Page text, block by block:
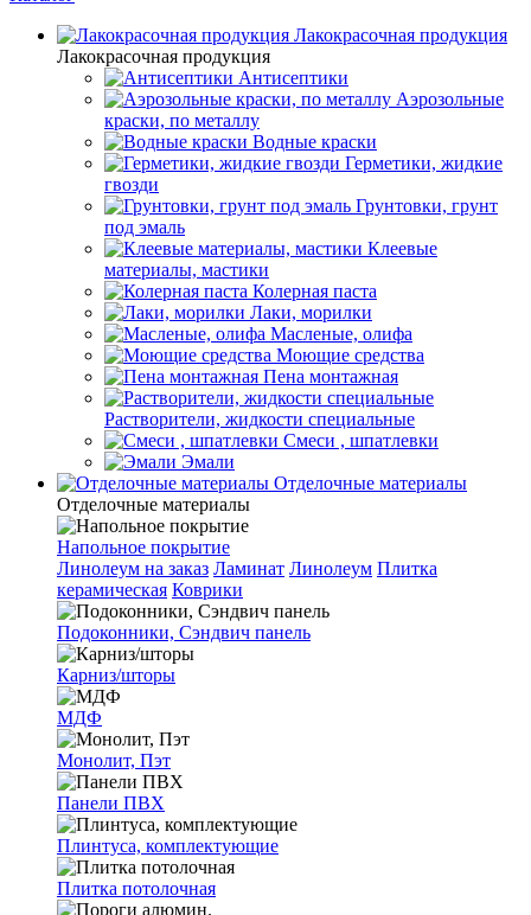
Лакокрасочная продукция
Лакокрасочная продукция
Антисептики
Аэрозольные
краски, по металлу
Водные краски
Герметики, жидкие
гвозди
Грунтовки, грунт
под эмаль
Клеевые
материалы, мастики
Колерная паста
Лаки, морилки
Масленые, олифа
Моющие средства
Пена монтажная
Растворители, жидкости специальные
Смеси , шпатлевки
Эмали
Отделочные материалы
Отделочные материалы
Напольное покрытие
Линолеум на заказ Ламинат Линолеум Плитка
керамическая Коврики
Подоконники, Сэндвич панель
Карниз/шторы
МДФ
Монолит, Пэт
Панели ПВХ
Плинтуса, комплектующие
Плитка потолочная